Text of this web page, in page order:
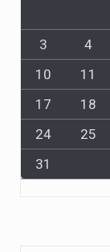
3
4
10
11
17
18
24
25
31